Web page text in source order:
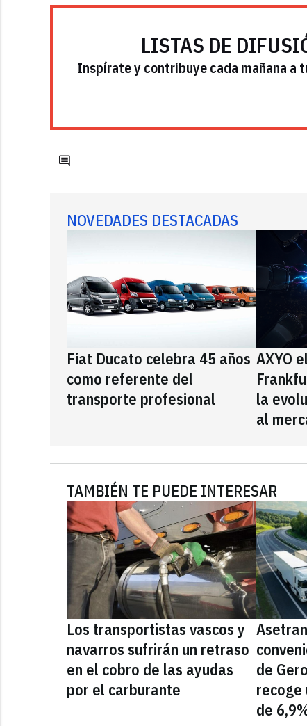
LISTAS DE
Inspírate y contribuye cada mañana a
NOVEDADES DESTACADAS
Fiat Ducato celebra 45 años
como referente del
transporte profesional
AXYO
la
al
TAMBIÉN TE PUEDE INTERESAR
Los transportistas vascos y
navarros sufrirán un retraso
en el cobro de las ayudas
por el carburante
de
recoge
de